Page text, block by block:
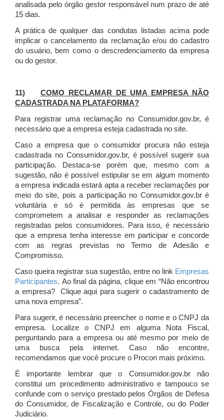
analisada pelo órgão gestor responsável num prazo de até
15 dias.
A prática de qualquer das condutas listadas acima pode
implicar o cancelamento da reclamação e/ou do cadastro
do usuário, bem como o descredenciamento da empresa
ou do gestor.
11)COMO RECLAMAR DE UMA EMPRESA NÃO
CADASTRADA NA PLATAFORMA?
Para registrar uma reclamação no Consumidor.gov.br, é
necessário que a empresa esteja cadastrada no site.
Caso a empresa que o consumidor procura não esteja
cadastrada no Consumidor.gov.br, é possível sugerir sua
participação. Destaca-se porém que, mesmo com a
sugestão, não é possível estipular se em algum momento
a empresa indicada estará apta a receber reclamações por
meio do site, pois a participação no Consumidor.gov.br é
voluntária e só é permitida às empresas que se
comprometem a analisar e responder as reclamações
registradas pelos consumidores. Para isso, é necessário
que a empresa tenha interesse em participar e concorde
com as regras previstas no Termo de Adesão e
Compromisso.
Caso queira registrar sua sugestão, entre no link Empresas
Participantes. Ao final da página, clique em “Não encontrou
a empresa? Clique aqui para sugerir o cadastramento de
uma nova empresa”.
Para sugerir, é necessário preencher o nome e o CNPJ da
empresa. Localize o CNPJ em alguma Nota Fiscal,
perguntando para a empresa ou até mesmo por meio de
uma busca pela internet. Caso não encontre,
recomendamos que você procure o Procon mais próximo.
É importante lembrar que o Consumidor.gov.br não
constitui um procedimento administrativo e tampouco se
confunde com o serviço prestado pelos Órgãos de Defesa
do Consumidor, de Fiscalização e Controle, ou do Poder
Judiciário.